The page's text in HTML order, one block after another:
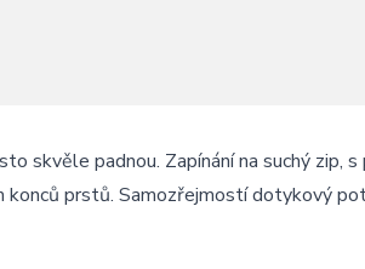
skvěle padnou. Zapínání na suchý zip,
prstů. Samozřejmostí dotykový